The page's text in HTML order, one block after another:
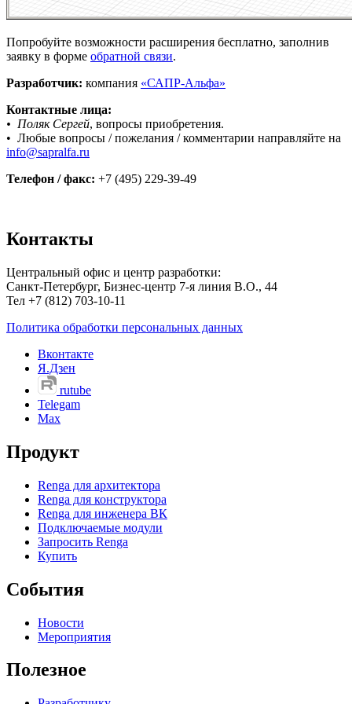
Попробуйте возможности расширения бесплатно, заполнив
заявку в форме обратной связи.
Разработчик: компания «САПР-Альфа»
Контактные лица:
• Поляк Сергей, вопросы приобретения.
• Любые вопросы / пожелания / комментарии направляйте на
info@sapralfa.ru
Телефон / факс: +7 (495) 229-39-49
Контакты
Центральный офис и центр разработки:
Санкт-Петербург, Бизнес-центр 7-я линия В.О., 44
Тел +7 (812) 703-10-11
Политика обработки персональных данных
Вконтакте
Я.Дзен
rutube
Telegam
Max
Продукт
Renga для архитектора
Renga для конструктора
Renga для инженера ВК
Подключаемые модули
Запросить Renga
Купить
События
Новости
Мероприятия
Полезное